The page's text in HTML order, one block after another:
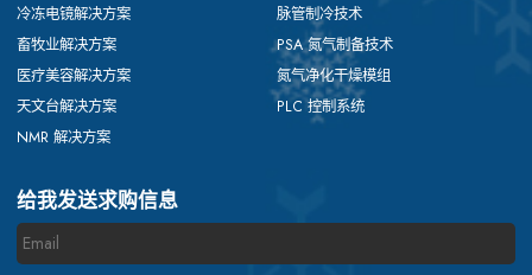
冷冻电镜解决方案
畜牧业解决方案
医疗美容解决方案
天文台解决方案
NMR 解决方案
脉管制冷技术
PSA 氮气制备技术
氮气净化干燥模组
PLC 控制系统
给我发送求购信息